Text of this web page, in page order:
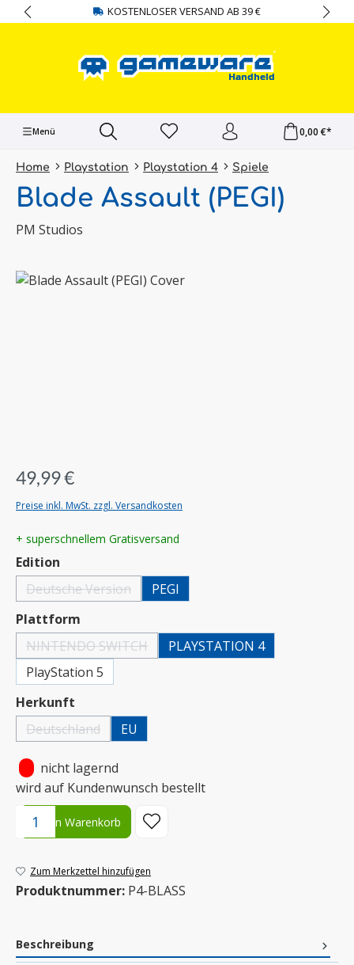
springen KOSTENLOSER VERSAND AB 39 €
Menü 0,00 €*
Home Playstation Playstation 4 Spiele
Blade Assault (PEGI)
PM Studios
Bildergalerie überspringen
49,99 €
Preise inkl. MwSt. zzgl. Versandkosten
+ superschnellem Gratisversand
Edition
Deutsche Version(Diese Option ist zurzeit nicht verfügbar.)
PEGI
Plattform
NINTENDO SWITCH(Diese Option ist zurzeit nicht verfügbar.)
PLAYSTATION 4
PlayStation 5
Herkunft
Deutschland(Diese Option ist zurzeit nicht verfügbar.)
EU
nicht lagernd
wird auf Kundenwunsch bestellt
Produkt Anzahl: Gib den gewünschten Wert ein oder benutze
In den Warenkorb
Zum Merkzettel hinzufügen
Produktnummer: P4-BLASS
Beschreibung